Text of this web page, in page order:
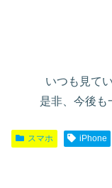
いつも見て
是非、今後
スマホ iPhone